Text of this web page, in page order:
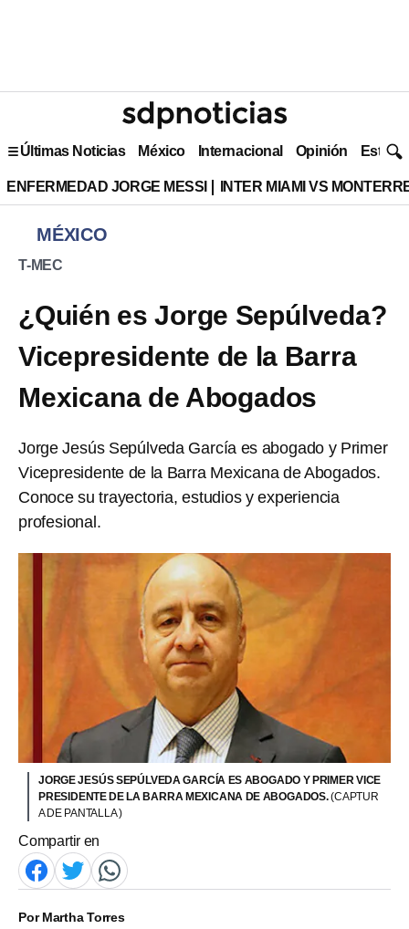
Últimas Noticias México Internacional Opinión Estilo
ENFERMEDAD JORGE MESSI INTER MIAMI VS
MÉXICO
T-MEC
¿Quién es Jorge Sepúlveda?
Vicepresidente de la Barra
Mexicana de Abogados
Jorge Jesús Sepúlveda García es abogado y Primer
Vicepresidente de la Barra Mexicana de Abogados.
Conoce su trayectoria, estudios y experiencia
profesional.
JORGE JESÚS SEPÚLVEDA GARCÍA ES ABOGADO Y PRIMER VICE
PRESIDENTE DE LA BARRA MEXICANA DE ABOGADOS.(CAPTUR
A DE PANTALLA )
Compartir en
PorMartha Torres